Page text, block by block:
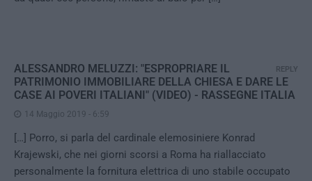
ALESSANDRO MELUZZI: "ESPROPRIARE IL
PATRIMONIO IMMOBILIARE DELLA CHIESA E DARE LE
CASE AI POVERI ITALIANI" (VIDEO) - RASSEGNE ITALIA
14 Maggio 2019 - 6:59
[…] Porro, si parla del cardinale elemosiniere Konrad
Krajewski, che nei giorni scorsi a Roma ha riallacciato
personalmente la fornitura elettrica di uno stabile occupato
REPLY